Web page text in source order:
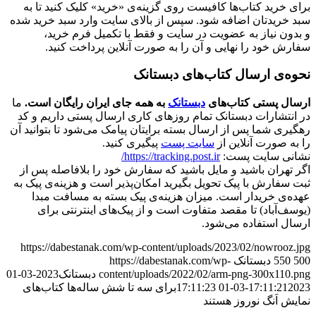
برای خرید کتاب‌ها کافیست روی گزینه‌ی «خرید» کلیک کنید تا به
سبد خریدتان اضافه شود. سپس از بالای سایت وارد سبد خرید شده
و بدون نیاز به عضویت در سایت و فقط با تکمیل فرم خرید،
سفارش خود را نهایی و آن را به صورت آنلاین پرداخت کنید.
نحوه‌ی ارسال کتاب‌های دبستانک
ارسال پستی کتاب‌های دبستانک به همه جای ایران رایگان است. ما
در انتشارات دبستانک تمام روزهای کاری ارسال پستی داریم و کد
رهگیری شما پس از ارسال بسته برایتان پیامک می‌شود تا بتوانید آن
را به صورت آنلاین از سایت پست پیگیری کنید.
نشانی سایت پست:https://tracking.post.ir/
اگر تهران باشید و مایل باشید که سفارش خود را بلافاصله پس از
ثبت سفارش با پیک تحویل بگیرید امکان‌پذیر است و هزینه‌ی پیک به
عهده‌ی خریدار است. میزان هزینه‌ی پیک بسته به مسافت مبدا
(یوسف‌آباد) تا مقصد متفاوت است و از پیک‌های اینترنتی برای
ارسال استفاده می‌شود.
https://dabestanak.com/wp-content/uploads/2023/02/nowrooz.jpg
550 500 دبستانک https://dabestanak.com/wp-
content/uploads/2022/02/arm-png-300x110.png دبستانک
2023-03-01
17:11:21 2023-03-01 17:11:23
برای سه تا شش ساله‌ها کتاب‌های
نمایش اَنگ نوروز هستند